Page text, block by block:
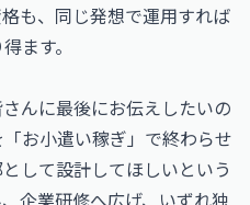
も、同じ発想で運用すれば
ます。
んに最後にお伝えしたいの
お小遣い稼ぎ」で終わらせ
して設計してほしいという
企業研修へ広げ、いずれ独